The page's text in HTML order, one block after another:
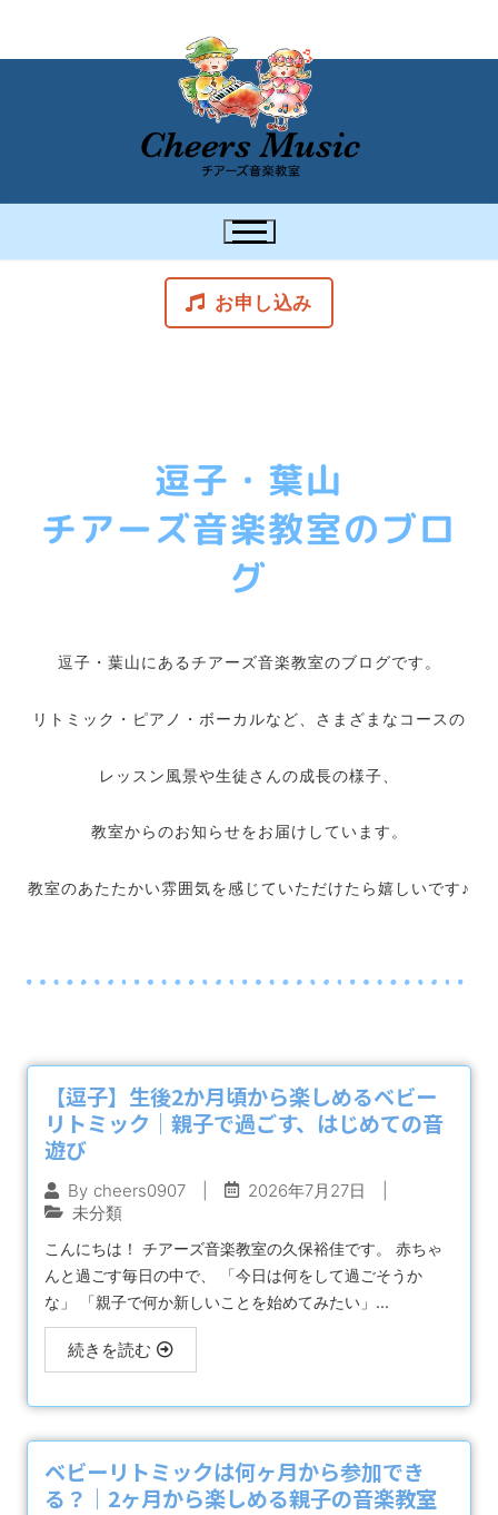
お申し込み
スケジュール
リトミッククラス
ピアノクラス
逗子・葉山
チアーズ音楽教室のブロ
グ
逗子・葉山にあるチアーズ音楽教室のブログです。
リトミック・ピアノ・ボーカルなど、さまざまなコースの
レッスン風景や生徒さんの成長の様子、
教室からのお知らせをお届けしています。
教室のあたたかい雰囲気を感じていただけたら嬉しいです♪
【逗子】生後2か月頃から楽しめるベビー
リトミック｜親子で過ごす、はじめての音
遊び
By cheers0907 2026年7月27日
未分類
こんにちは！ チアーズ音楽教室の久保裕佳です。 赤ちゃ
んと過ごす毎日の中で、 「今日は何をして過ごそうか
な」 「親子で何か新しいことを始めてみたい」...
続きを読む
ベビーリトミックは何ヶ月から参加でき
る？｜2ヶ月から楽しめる親子の音楽教室